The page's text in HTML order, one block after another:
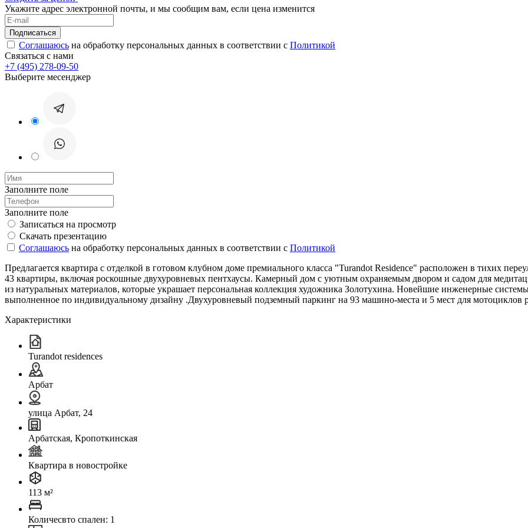
Укажите адрес электронной почты, и мы сообщим вам, если цена изменится
Соглашаюсь на обработку персональных данных в соответствии с Политикой
Связаться с нами
+7 (495) 278-09-50
Выберите месенджер
Заполните поле
Заполните поле
Записаться на просмотр
Скачать презентацию
Соглашаюсь на обработку персональных данных в соответствии с Политикой
Предлагается квартира с отделкой в готовом клубном доме премиального класса "Turandot Residence" расположен в тихих
43 квартиры, включая роскошные двухуровневых пентхаусы. Камерный дом с уютным охраняемым двором и садом для
из натуральных материалов, которые украшает персональная коллекция художника Золотухина. Новейшие инженерные
выполненное по индивидуальному дизайну .Двухуровневый подземный паркинг на 93 машино-места и 5 мест для мотоциклов
Характеристики
Turandot residences
Арбат
улица Арбат, 24
Арбатская, Кропоткинская
Квартира в новостройке
113 м²
Количесвто спален: 1